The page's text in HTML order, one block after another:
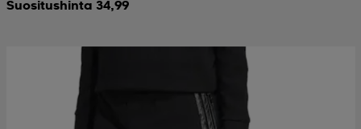
Suositushinta 34,99